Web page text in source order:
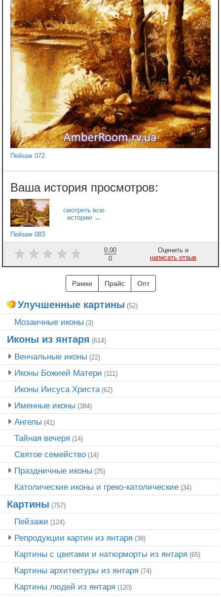
Пейзаж 072
Пейзаж 083
0,00
0
Оценить и
написать отзыв
Рамки Прайс Опт
Улучшенные картины (52)
Мозаичные иконы (3)
Иконы из янтаря (614)
Венчальные иконы (22)
Иконы Божией Матери (111)
Иконы Иисуса Христа (62)
Именные иконы (384)
Ангелы (41)
Тайная вечеря (14)
Святое семейство (14)
Праздничные иконы (25)
Католические иконы и греко-католические (34)
Картины (757)
Пейзажи (124)
Репродукции картин из янтаря (38)
Картины с цветами и натюрморты из янтаря (65)
Картины архитектуры из янтаря (74)
Картины людей из янтаря (120)